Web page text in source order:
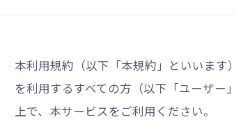
本利用規約（以下「本規約」といいます
を利用するすべての方（以下「ユーザ
上で、本サービスをご利用ください。